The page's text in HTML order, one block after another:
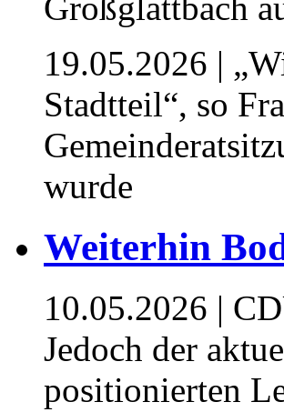
19.05.2026 |
Stadtteil“, so
wurde⁥
⁥Weiterhin
10.05.2026 |
Jedoch der
positionierten